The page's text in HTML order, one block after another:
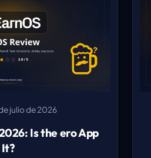
julio de 2026
Is the ero App